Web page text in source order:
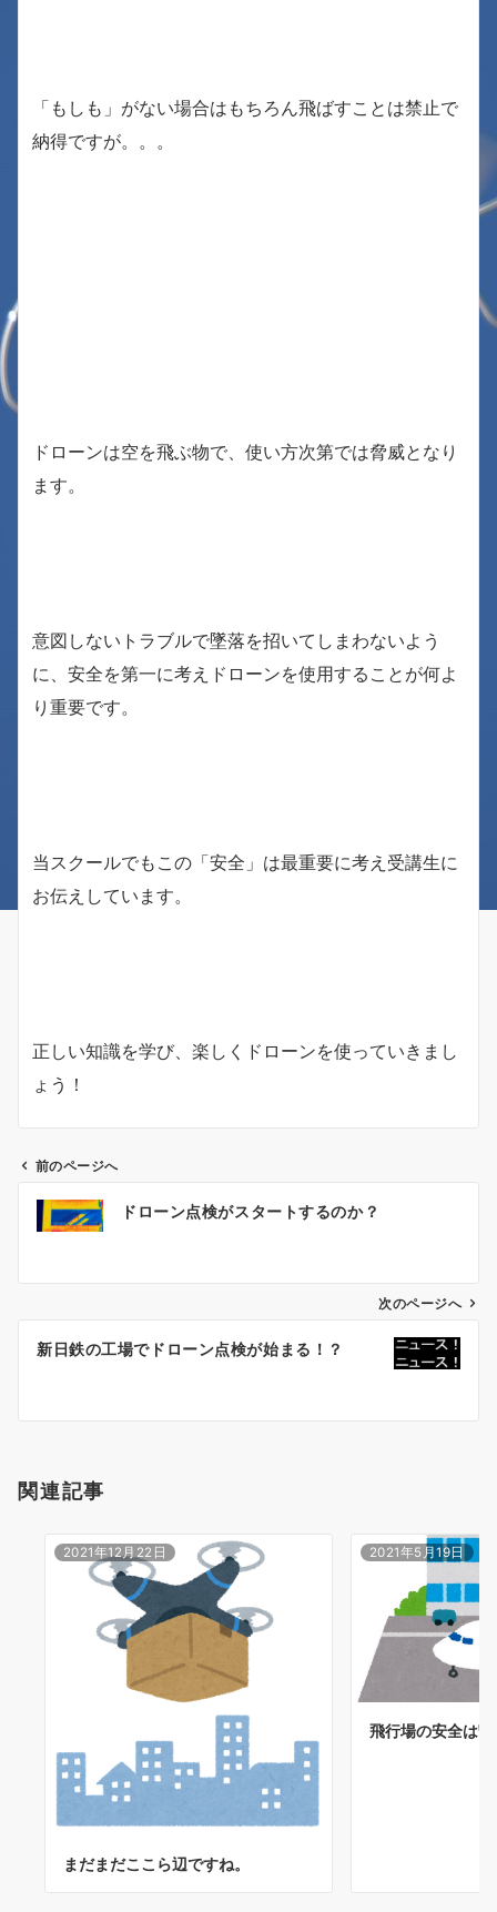
「もしも」がない場合はもちろん飛ばすことは禁止で
納得ですが。。。
ドローンは空を飛ぶ物で、使い方次第では脅威となり
ます。
意図しないトラブルで墜落を招いてしまわないよう
に、安全を第一に考えドローンを使用することが何よ
り重要です。
当スクールでもこの「安全」は最重要に考え受講生に
お伝えしています。
正しい知識を学び、楽しくドローンを使っていきまし
ょう！
投
稿
ゲ
シ
ン
前のページへ
ドローン点検がスタートするのか？
次のページへ
新日鉄の工場でドローン点検が始まる！？
関連記事
2021年12月22日
まだまだここら辺ですね。
2021年5月19日
飛行場の安全は